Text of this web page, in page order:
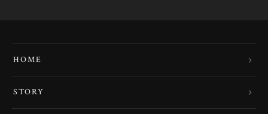
HOME
STORY